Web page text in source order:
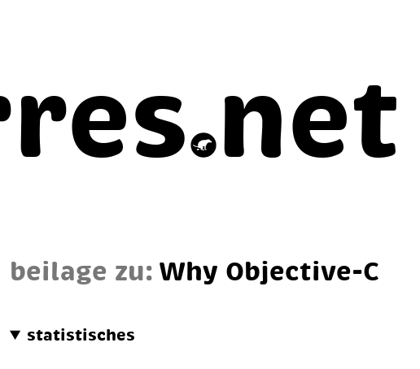
net
beilage zu: Why Ob­jec­ti­ve-C
statistisches